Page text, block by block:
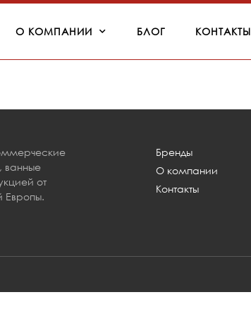
О КОМПАНИИ БЛОГ КОНТАКТЫ
ванные
от
Европы.
Бренды
О компании
Контакты